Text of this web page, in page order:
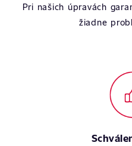
Pri našich úpravách
žiadne